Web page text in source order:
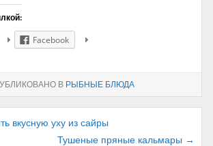
Facebook
В РЫБНЫЕ БЛЮДА
вкусную уху из сайры
Тушеные пряные кальмары →